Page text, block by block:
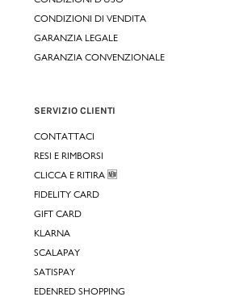
CONDIZIONI DI VENDITA
GARANZIA LEGALE
GARANZIA CONVENZIONALE
SERVIZIO CLIENTI
CONTATTACI
RESI E RIMBORSI
CLICCA E RITIRA 🆕
FIDELITY CARD
GIFT CARD
KLARNA
SCALAPAY
SATISPAY
EDENRED SHOPPING